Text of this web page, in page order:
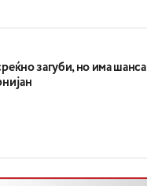
загуби, но има шанса